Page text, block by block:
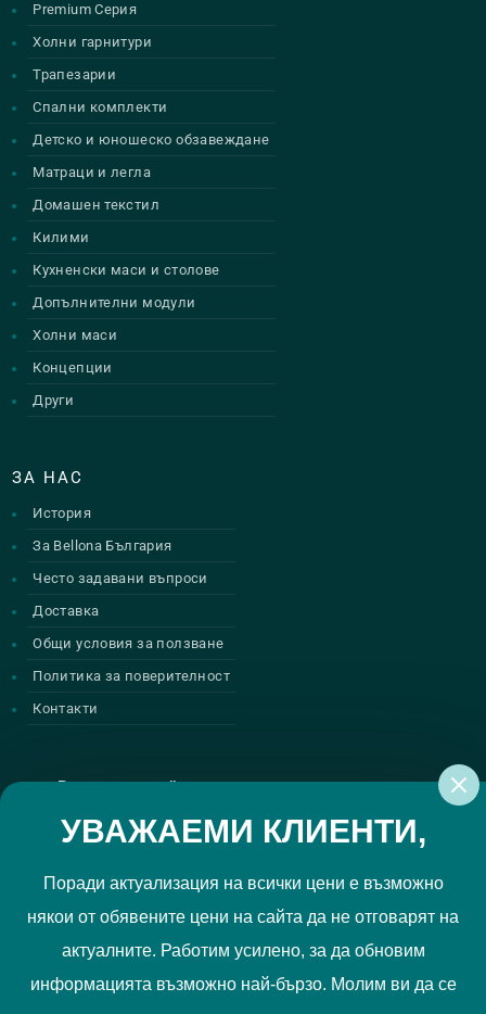
УВАЖАЕМИ КЛИЕНТИ,
Поради актуализация на всички цени е възможно
някои от обявените цени на сайта да не отговарят на
актуалните. Работим усилено, за да обновим
информацията възможно най-бързо. Молим ви да се
Premium Серия
Холни гарнитури
Трапезарии
Спални комплекти
Детско и юношеско обзавеждане
Матраци и легла
Домашен текстил
Килими
Кухненски маси и столове
Допълнителни модули
Холни маси
Концепции
Други
ЗА НАС
История
За Bellona България
Често задавани въпроси
Доставка
Общи условия за ползване
Политика за поверителност
Контакти
Регистрирай се за нашите атрактивни
Прочетох и приемам Политиката за поверителност
РЕГИСТРИРАЙ МЕ